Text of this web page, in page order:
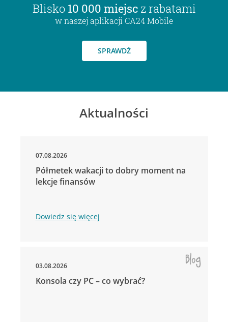
Blisko 10 000 miejsc z rabatami
w naszej aplikacji CA24 Mobile
SPRAWDŹ
Aktualności
07.08.2026
Półmetek wakacji to dobry moment na
lekcje finansów
Dowiedz się więcej
03.08.2026
Konsola czy PC – co wybrać?